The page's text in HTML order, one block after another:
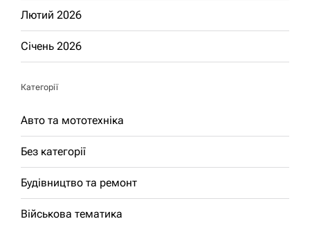
Лютий 2026
Січень 2026
Категорії
Авто та мототехніка
Без категорії
Будівництво та ремонт
Військова тематика